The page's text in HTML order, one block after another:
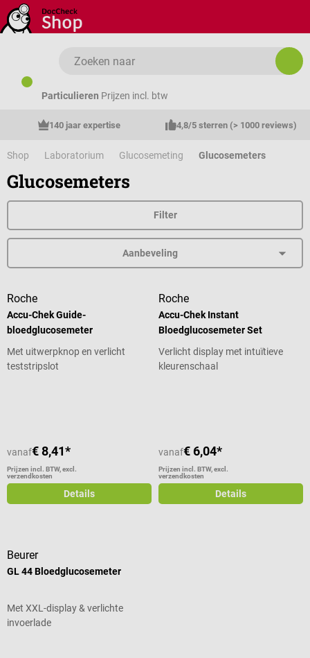
Ga naar de hoofdinhoud
Particulieren Prijzen incl. btw
140 jaar expertise 4,8/5 sterren (> 1000 reviews)
Shop Laboratorium Glucosemeting Glucosemeters
Glucosemeters
Filter
Roche
Accu-Chek Guide-
bloedglucosemeter
Met uitwerpknop en verlicht
teststripslot
vanaf€ 8,41*
Prijzen incl. BTW, excl.
verzendkosten
Details
Roche
Accu-Chek Instant
Bloedglucosemeter Set
Verlicht display met intuïtieve
kleurenschaal
vanaf€ 6,04*
Prijzen incl. BTW, excl.
verzendkosten
Details
Beurer
GL 44 Bloedglucosemeter
Met XXL-display & verlichte
invoerlade